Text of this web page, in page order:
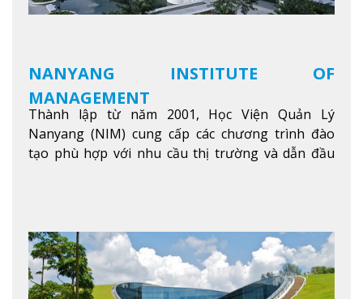
NANYANG INSTITUTE OF
MANAGEMENT
Thành lập từ năm 2001, Học Viện Quản Lý
Nanyang (NIM) cung cấp các chương trình đào
tạo phù hợp với nhu cầu thị trường và dẫn đầu
học tập và nghiên cứu chất lượng nhằm nâng cao
kỹ năng, kiến thức và năng lực của sinh viên và các
đối tác của trườngXem thêm